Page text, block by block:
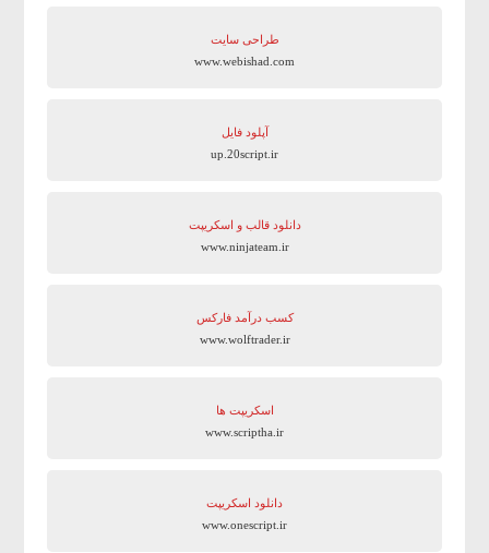
طراحی سایت
www.webishad.com
آپلود فایل
up.20script.ir
دانلود قالب و اسکریپت
www.ninjateam.ir
کسب درآمد فارکس
www.wolftrader.ir
اسکریپت ها
www.scriptha.ir
دانلود اسکریپت
www.onescript.ir